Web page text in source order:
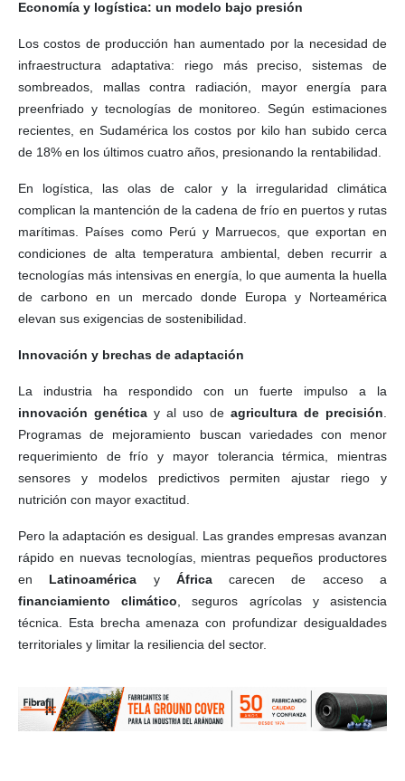
Economía y logística: un modelo bajo presión
Los costos de producción han aumentado por la necesidad de
infraestructura adaptativa: riego más preciso, sistemas de
sombreados, mallas contra radiación, mayor energía para
preenfriado y tecnologías de monitoreo. Según estimaciones
recientes, en Sudamérica los costos por kilo han subido cerca
de 18% en los últimos cuatro años, presionando la rentabilidad.
En logística, las olas de calor y la irregularidad climática
complican la mantención de la cadena de frío en puertos y rutas
marítimas. Países como Perú y Marruecos, que exportan en
condiciones de alta temperatura ambiental, deben recurrir a
tecnologías más intensivas en energía, lo que aumenta la huella
de carbono en un mercado donde Europa y Norteamérica
elevan sus exigencias de sostenibilidad.
Innovación y brechas de adaptación
La industria ha respondido con un fuerte impulso a la
innovación genética y al uso de agricultura de precisión
Programas de mejoramiento buscan variedades con menor
requerimiento de frío y mayor tolerancia térmica, mientras
sensores y modelos predictivos permiten ajustar riego y
nutrición con mayor exactitud.
Pero la adaptación es desigual. Las grandes empresas avanzan
rápido en nuevas tecnologías, mientras pequeños productores
en Latinoamérica y Áfricacarecen de acceso a
financiamiento climático , seguros agrícolas y asistencia
técnica. Esta brecha amenaza con profundizar desigualdades
territoriales y limitar la resiliencia del sector.